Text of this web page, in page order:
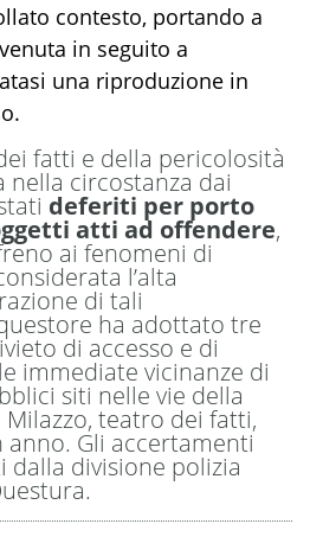
contesto, portando a
in seguito a
una riproduzione in
fatti e della pericolosità
nella circostanza dai
deferiti per porto
atti ad offendere,
ai fenomeni di
l’alta
di tali
ha adottato tre
di accesso e di
immediate vicinanze di
siti nelle vie della
Milazzo, teatro dei fatti,
Gli accertamenti
divisione polizia